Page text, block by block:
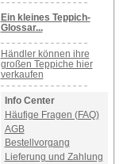
Ein kleines Teppich-
Glossar...
Händler können ihre
großen Teppiche hier
verkaufen
Info Center
Häufige Fragen (FAQ)
AGB
Bestellvorgang
Lieferung und Zahlung